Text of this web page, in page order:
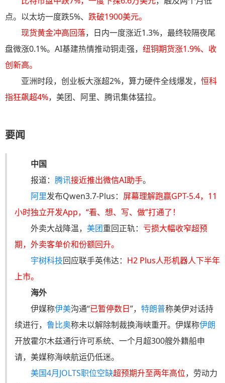
点。以太坊一度跌5%、 跌破1900美元。
现货黄金冲高回落，日内一度涨近1.3%，最终较隔夜尾
盘微涨0.1%。AI基建热情推动铜走强， 纽铜期货涨1.9%、收
创新高。
亚洲时段，创业板大涨超2%，算力硬件全线爆发， 恒科
指狂飙超4%，美团、阿里、腾讯集体猛拉。
要闻
中国
报道： 腾讯接近推出微信AI助手。
阿里发布Qwen3.7-Plus： 屏幕理解跑赢GPT-5.4，11
小时独立开发App，“看、想、写、做”打通了！
外卖大战降温， 美团重回正轨： 亏损大幅收窄超预
期，外卖客单价和份额回升。
宇树科技回应联手英伟达： H2 Plus人形机器人下半年
上市。
海外
伊媒称伊美沟通“已暂停数日”， 特朗普称美伊对话持
续进行， 鲁比奥称未以解除制裁换海峡重开。伊媒称伊朗
开放霍尔木兹通行许可系统、一个月超300艘外籍船申
请，美媒称海峡航运仍低迷。
美国4月JOLTS职位空缺超预期升至两年高位，劳动力